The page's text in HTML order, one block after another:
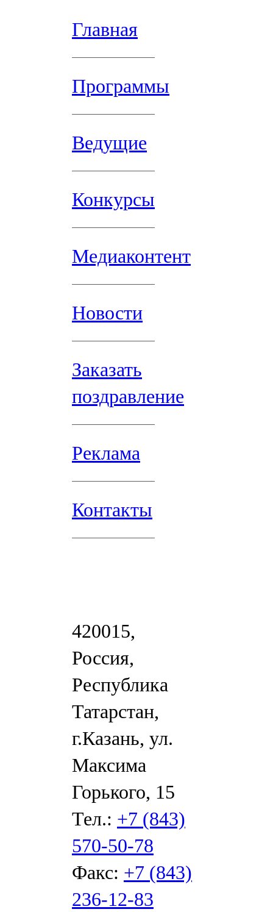
Главная
Программы
Ведущие
Конкурсы
Медиаконтент
Новости
Заказать
поздравление
Реклама
Контакты
420015,
Россия,
Республика
Татарстан,
г.Казань, ул.
Максима
Горького, 15
Тел.: +7 (843)
570-50-78
Факс: +7 (843)
236-12-83